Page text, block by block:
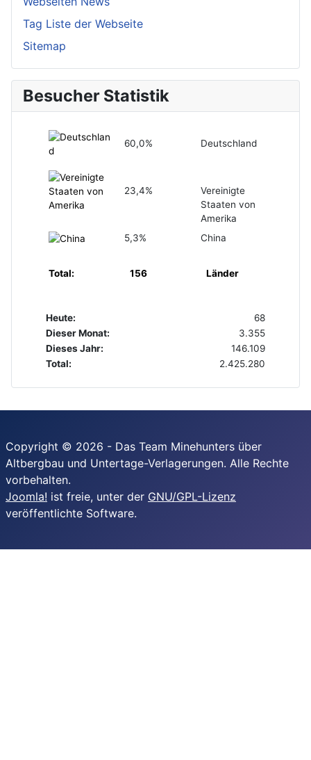
Tag Liste der Webseite
Sitemap
Besucher Statistik
60,0% Deutschland
23,4%
Vereinigte
Staaten von
Amerika
5,3%
China
Total: 156 Länder
Heute:
68
Dieser Monat:
3.355
Dieses Jahr:
146.109
Total:
2.425.280
Copyright © 2026 - Das Team Minehunters über
Altbergbau und Untertage-Verlagerungen. Alle Rechte
vorbehalten.
Joomla! ist freie, unter der GNU/GPL-Lizenz
veröffentlichte Software.